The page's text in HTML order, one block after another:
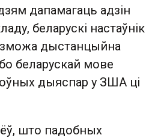
дапамагаць адзін
беларускі настаўнік
дыстанцыйна
беларускай мове
дыяспар у ЗША ці
што падобных